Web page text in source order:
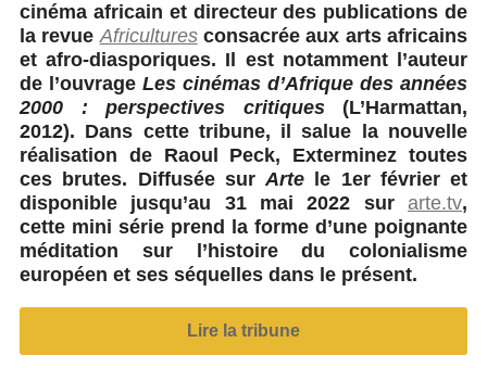
cinéma africain et directeur des publications de
la revueAfriculturesconsacrée aux arts africains
et afro-diasporiques. Il est notamment l’auteur
de l’ouvrage Les cinémas d’Afrique des années
2000 : perspectives critiques(L’Harmattan,
2012). Dans cette tribune, il salue la nouvelle
réalisation de Raoul Peck, Exterminez toutes
ces brutes. Diffusée surArte le 1er février et
disponible jusqu’au 31 mai 2022 sur arte.tv,
cette mini série prend la forme d’une poignante
méditation sur l’histoire du colonialisme
européen et ses séquelles dans le présent.
Lire la tribune